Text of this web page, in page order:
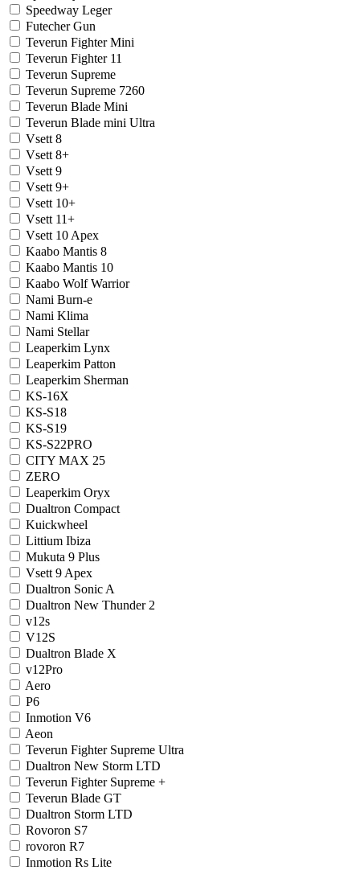
Speedway Leger
Futecher Gun
Teverun Fighter Mini
Teverun Fighter 11
Teverun Supreme
Teverun Supreme 7260
Teverun Blade Mini
Teverun Blade mini Ultra
Vsett 8
Vsett 8+
Vsett 9
Vsett 9+
Vsett 10+
Vsett 11+
Vsett 10 Apex
Kaabo Mantis 8
Kaabo Mantis 10
Kaabo Wolf Warrior
Nami Burn-e
Nami Klima
Nami Stellar
Leaperkim Lynx
Leaperkim Patton
Leaperkim Sherman
KS-16X
KS-S18
KS-S19
KS-S22PRO
CITY MAX 25
ZERO
Leaperkim Oryx
Dualtron Compact
Kuickwheel
Littium Ibiza
Mukuta 9 Plus
Vsett 9 Apex
Dualtron Sonic A
Dualtron New Thunder 2
v12s
V12S
Dualtron Blade X
v12Pro
Aero
P6
Inmotion V6
Aeon
Teverun Fighter Supreme Ultra
Dualtron New Storm LTD
Teverun Fighter Supreme +
Teverun Blade GT
Dualtron Storm LTD
Rovoron S7
rovoron R7
Inmotion Rs Lite